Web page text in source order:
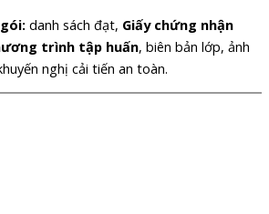
danh sách đạt, Giấy chứng nhận
trình tập huấn, biên bản lớp, ảnh
nghị cải tiến an toàn.